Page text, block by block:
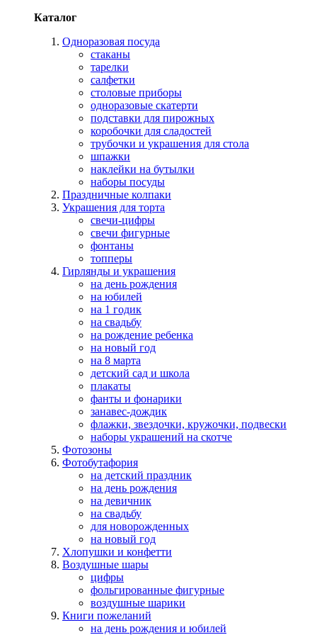
Каталог
Одноразовая посуда
стаканы
тарелки
салфетки
столовые приборы
одноразовые скатерти
подставки для пирожных
коробочки для сладостей
трубочки и украшения для стола
шпажки
наклейки на бутылки
наборы посуды
Праздничные колпаки
Украшения для торта
свечи-цифры
свечи фигурные
фонтаны
топперы
Гирлянды и украшения
на день рождения
на юбилей
на 1 годик
на свадьбу
на рождение ребенка
на новый год
на 8 марта
детский сад и школа
плакаты
фанты и фонарики
занавес-дождик
флажки, звездочки, кружочки, подвески
наборы украшений на скотче
Фотозоны
Фотобутафория
на детский праздник
на день рождения
на девичник
на свадьбу
для новорожденных
на новый год
Хлопушки и конфетти
Воздушные шары
цифры
фольгированные фигурные
воздушные шарики
Книги пожеланий
на день рождения и юбилей